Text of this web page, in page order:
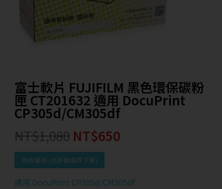
富士軟片 FUJIFILM 黑色環保碳粉
匣 CT201632 適用 DocuPrint
CP305d/CM305df
NT$1,080 NT$650
尚有庫存 (允許無庫存下單)
適用 DocuPrint CP305d/CM305df